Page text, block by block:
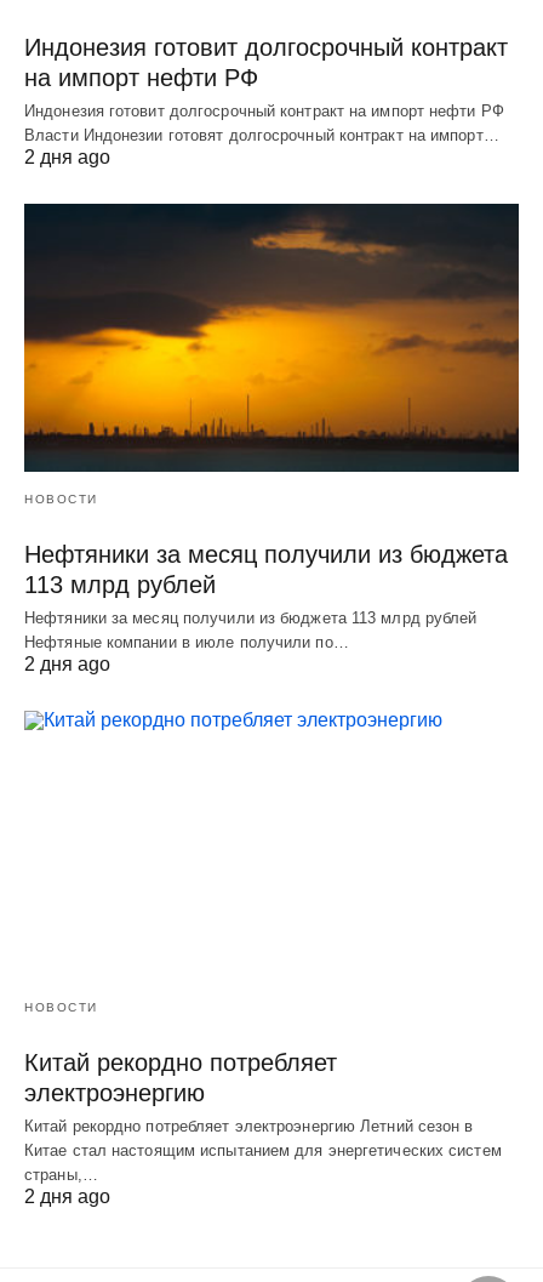
Индонезия готовит долгосрочный контракт
на импорт нефти РФ
Индонезия готовит долгосрочный контракт на импорт нефти РФ
Власти Индонезии готовят долгосрочный контракт на импорт…
2 дня ago
НОВОСТИ
Нефтяники за месяц получили из бюджета
113 млрд рублей
Нефтяники за месяц получили из бюджета 113 млрд рублей
Нефтяные компании в июле получили по…
2 дня ago
НОВОСТИ
Китай рекордно потребляет
электроэнергию
Китай рекордно потребляет электроэнергию Летний сезон в
Китае стал настоящим испытанием для энергетических систем
страны,…
2 дня ago